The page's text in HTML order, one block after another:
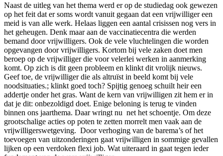
Naast de uitleg van het thema werd er op de studiedag ook gewezen
op het feit dat er soms wordt vanuit gegaan dat een vrijwilliger een
meid is van alle werk. Helaas liggen een aantal crisissen nog vers in
het geheugen. Denk maar aan de vaccinatiecentra die werden
bemand door vrijwilligers. Ook de vele vluchtelingen die worden
opgevangen door vrijwilligers. Kortom bij vele zaken doet men
beroep op de vrijwilliger die voor velerlei werken in aanmerking
komt. Op zich is dit geen probleem en klinkt dit vrolijk nieuws.
Geef toe, de vrijwilliger die als altruïst in beeld komt bij vele
noodsituaties.; klinkt goed toch? Spijtig genoeg schuilt heir een
addertje onder het gras. Want de kern van vrijwilligen zit hem er in
dat je dit: onbezoldigd doet. Enige beloning is terug te vinden
binnen ons jaarthema. Daar wringt nu net het schoentje. Om deze
grootschalige acties op poten te zetten morrelt men vaak aan de
vrijwilligerswetgeving. Door verhoging van de barema’s of het
toevoegen van uitzonderingen gaat vrijwilligen in sommige gevallen
lijken op een verdoken flexi job. Wat uiteraard in gaat tegen ieder